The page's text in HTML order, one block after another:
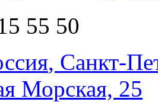
55 50
, Санкт-
Морская, 25